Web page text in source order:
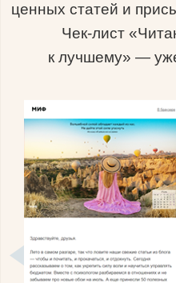
ценных статей и
Чек-лист
к лучшему» —